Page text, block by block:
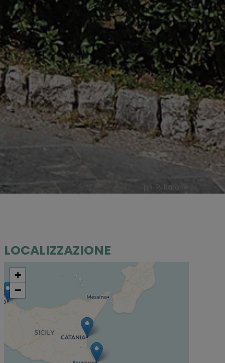
ph. P. Barone
LOCALIZZAZIONE
+
−